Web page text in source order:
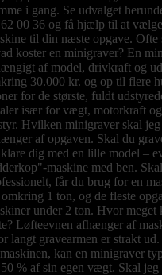
i gang. Se udvalget
00 36 og få hjælp til at
til din næste opgave. Ofte
koster en minigraver? En
af model, drivkraft og
30.000 kr. og op til flere
for de største, fuldt
især for vægt, motorkraft
Hvilken minigraver skal
af opgaven. Skal du
dig med en lille model –
maskine med ben.
får du brug for en
1 ton, og de fleste
under 2 ton. Hvor meget
Løfteevnen afhænger af
langt gravearmen er strakt
kan en minigraver
% af sin egen vægt. Skal